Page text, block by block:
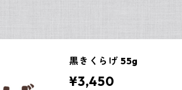
黒きくらげ 55g
¥3,450